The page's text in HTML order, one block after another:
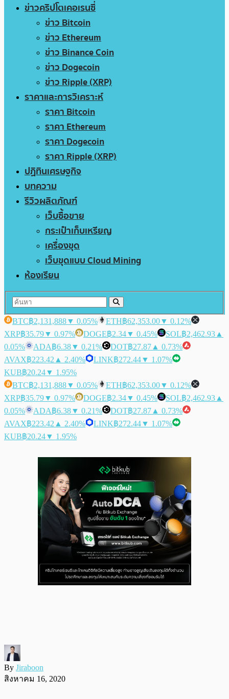
ข่าวคริปโตเคอเรนซี่
ข่าว Bitcoin
ข่าว Ethereum
ข่าว Binance Coin
ข่าว Dogecoin
ข่าว Ripple (XRP)
ราคาและการวิเคราะห์
ราคา Bitcoin
ราคา Ethereum
ราคา Dogecoin
ราคา Ripple (XRP)
ปฏิทินเศรษฐกิจ
บทความ
รีวิวผลิตภัณฑ์
เว็บซื้อขาย
กระเป๋าเก็บเหรียญ
เครื่องขุด
เว็บขุดแบบ Cloud Mining
ห้องเรียน
BTC฿2,131,888▼ 0.05% ETH฿62,353.00▼ 0.12%
XRP฿35.79▼ 0.97% DOGE฿2.34▼ 0.45% SOL฿2,462.93 ▲
0.05%
ADA฿6.38▼ 0.21% DOT฿27.87 ▲ 0.73%
AVAX฿223.42 ▲ 2.40% LINK฿272.44▼ 1.07%
KUB฿20.24▼ 1.95%
BTC฿2,131,888▼ 0.05% ETH฿62,353.00▼ 0.12%
XRP฿35.79▼ 0.97% DOGE฿2.34▼ 0.45% SOL฿2,462.93 ▲
0.05%
ADA฿6.38▼ 0.21% DOT฿27.87 ▲ 0.73%
AVAX฿223.42 ▲ 2.40% LINK฿272.44▼ 1.07%
KUB฿20.24▼ 1.95%
By Jiraboon
สิงหาคม 16, 2020